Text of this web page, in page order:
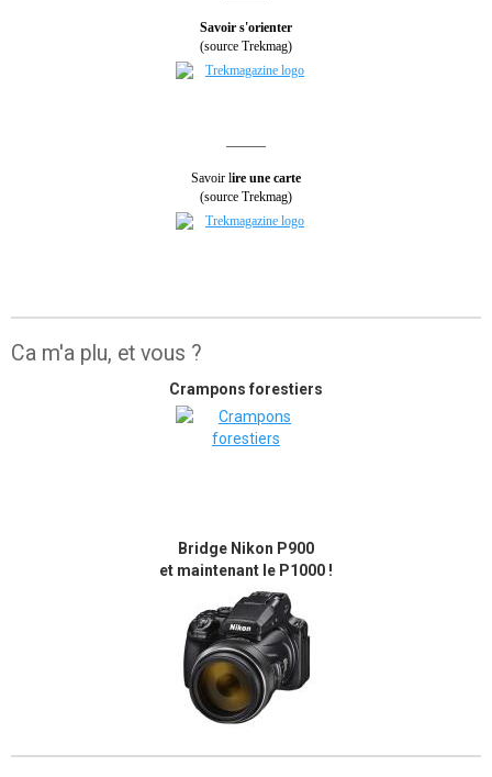
Savoir s'orienter
(source Trekmag)
Savoir lire une carte
(source Trekmag)
Ca m'a plu, et vous ?
Crampons forestiers
Bridge Nikon P900
et maintenant le P1000 !